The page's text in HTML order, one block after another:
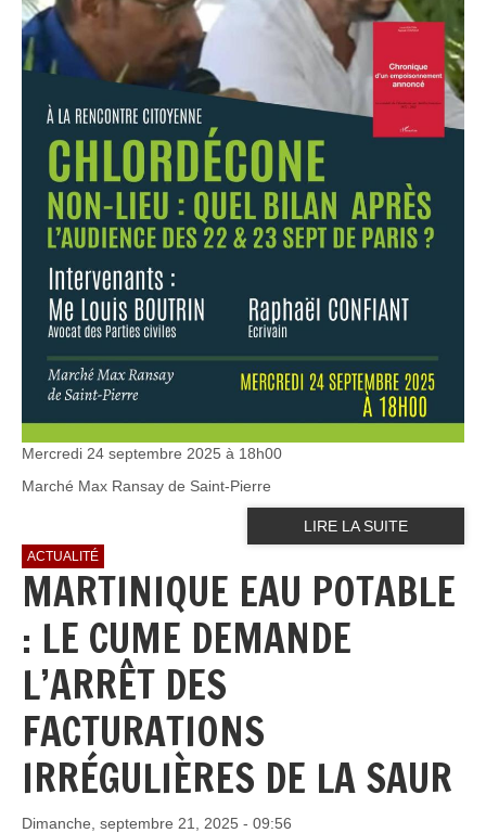
Mercredi 24 septembre 2025 à 18h00
Marché Max Ransay de Saint-Pierre
LIRE LA SUITE
ACTUALITÉ
MARTINIQUE EAU POTABLE
: LE CUME DEMANDE
L’ARRÊT DES
FACTURATIONS
IRRÉGULIÈRES DE LA SAUR
Dimanche, septembre 21, 2025 - 09:56